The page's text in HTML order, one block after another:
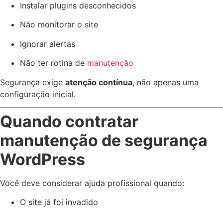
Instalar plugins desconhecidos
Não monitorar o site
Ignorar alertas
Não ter rotina de manutenção
Segurança exige atenção contínua, não apenas uma
configuração inicial.
Quando contratar
manutenção de segurança
WordPress
Você deve considerar ajuda profissional quando:
O site já foi invadido